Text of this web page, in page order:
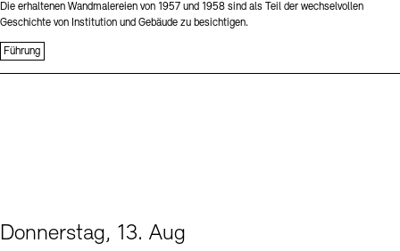
Die erhaltenen Wandmalereien von 1957 und 1958 sind als Teil der wechselvollen
Geschichte von Institution und Gebäude zu besichtigen.
Führung
Donnerstag, 13. Aug